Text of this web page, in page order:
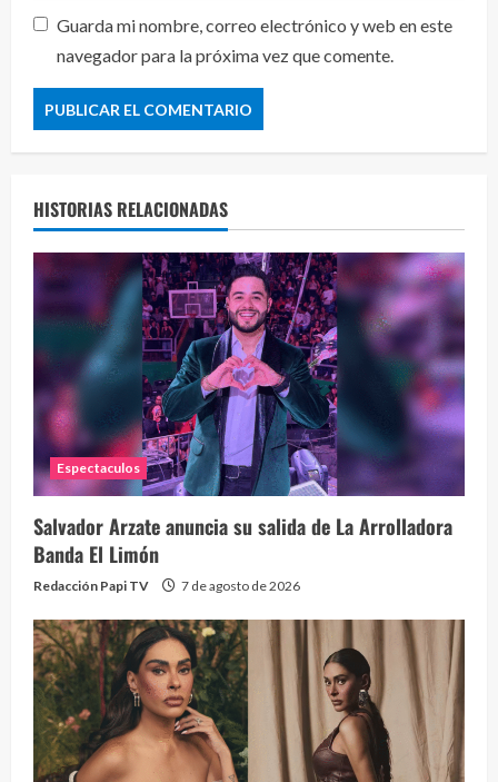
Guarda mi nombre, correo electrónico y web en este
navegador para la próxima vez que comente.
HISTORIAS RELACIONADAS
Espectaculos
Salvador Arzate anuncia su salida de La Arrolladora
Banda El Limón
Redacción Papi TV 7 de agosto de 2026